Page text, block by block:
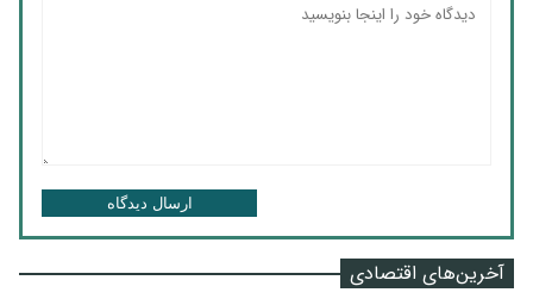
ارسال دیدگاه
آخرین‌های اقتصادی